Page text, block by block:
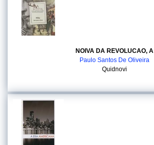
NOIVA DA REVOLUCAO, A
Paulo Santos De Oliveira
Quidnovi